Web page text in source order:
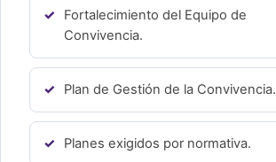
Fortalecimiento del Equipo de
Convivencia.
Plan de Gestión de la Convivencia.
Planes exigidos por normativa.